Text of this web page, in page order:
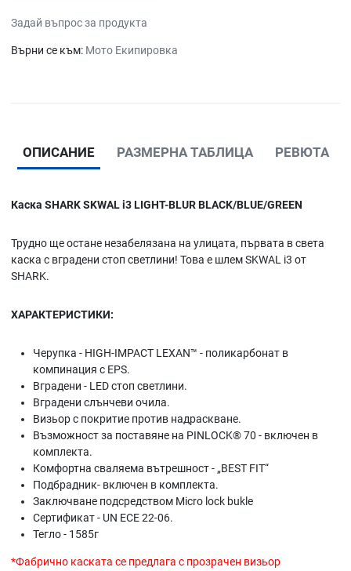
Задай въпрос за продукта
Върни се към: Мото Екипировка
ОПИСАНИЕ РАЗМЕРНА ТАБЛИЦА РЕВЮТА
Каска SHARK SKWAL i3 LIGHT-BLUR BLACK/BLUE/GREEN
Трудно ще остане незабелязана на улицата, първата в света
каска с вградени стоп светлини! Това е шлем SKWAL i3 от
SHARK.
ХАРАКТЕРИСТИКИ:
Черупка - HIGH-IMPACT LEXAN™ - поликарбонат в
компинация с EPS.
Вградени - LED стоп светлини.
Вградени слънчеви очила.
Визьор с покритие против надраскване.
Възможност за поставяне на PINLOCK® 70 - включен в
комплекта.
Комфортна сваляема вътрешност - „BEST FIT“
Подбрадник- включен в комплекта.
Заключване подсредством Micro lock bukle
Сертификат - UN ECE 22-06.
Тегло - 1585г
*Фабрично каската се предлага с прозрачен визьор